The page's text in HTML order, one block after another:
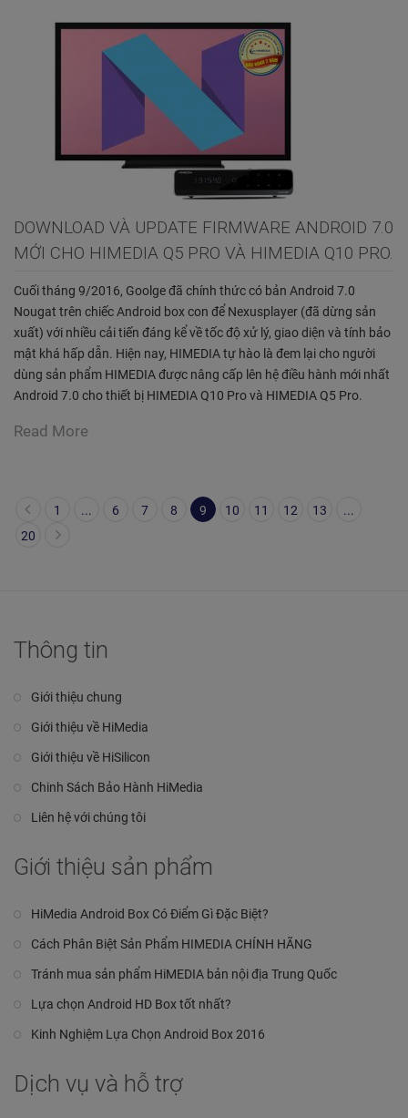
DOWNLOAD VÀ UPDATE FIRMWARE ANDROID 7.0
MỚI CHO HIMEDIA Q5 PRO VÀ HIMEDIA Q10 PRO.
Cuối tháng 9/2016, Goolge đã chính thức có bản Android 7.0
Nougat trên chiếc Android box con để Nexusplayer (đã dừng sản
xuất) với nhiều cải tiến đáng kể về tốc độ xử lý, giao diện và tính bảo
mật khá hấp dẫn. Hiện nay, HIMEDIA tự hào là đem lại cho người
dùng sản phẩm HIMEDIA được nâng cấp lên hệ điều hành mới nhất
Android 7.0 cho thiết bị HIMEDIA Q10 Pro và HIMEDIA Q5 Pro.
Read More
1 ... 6 7 8 9 10 11 12 13
...
20
Thông tin
Giới thiệu chung
Giới thiệu về HiMedia
Giới thiệu về HiSilicon
Chinh Sách Bảo Hành HiMedia
Liên hệ với chúng tôi
Giới thiệu sản phẩm
HiMedia Android Box Có Điểm Gì Đặc Biệt?
Cách Phân Biệt Sản Phẩm HIMEDIA CHÍNH HÃNG
Tránh mua sản phẩm HiMEDIA bản nội địa Trung Quốc
Lựa chọn Android HD Box tốt nhất?
Kinh Nghiệm Lựa Chọn Android Box 2016
Dịch vụ và hỗ trợ